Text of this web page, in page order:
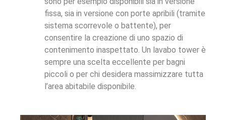
fissa, sia in versione con porte apribili (tramite
sistema scorrevole o battente), per
consentire la creazione di uno spazio di
contenimento inaspettato. Un lavabo tower è
sempre una scelta eccellente per bagni
piccoli o per chi desidera massimizzare tutta
l’area abitabile disponibile.